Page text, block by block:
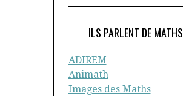
ILS PARLENT DE MATHS
ADIREM
Animath
Images des Maths